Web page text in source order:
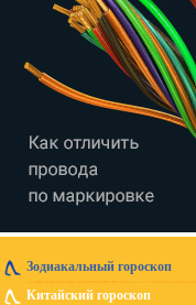
Зодиакальный гороскоп
Китайский гороскоп